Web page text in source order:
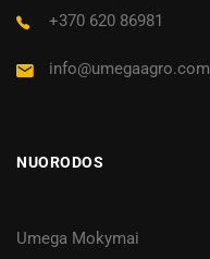
+370 620 86981
info@umegaagro.com
NUORODOS
Umega Mokymai